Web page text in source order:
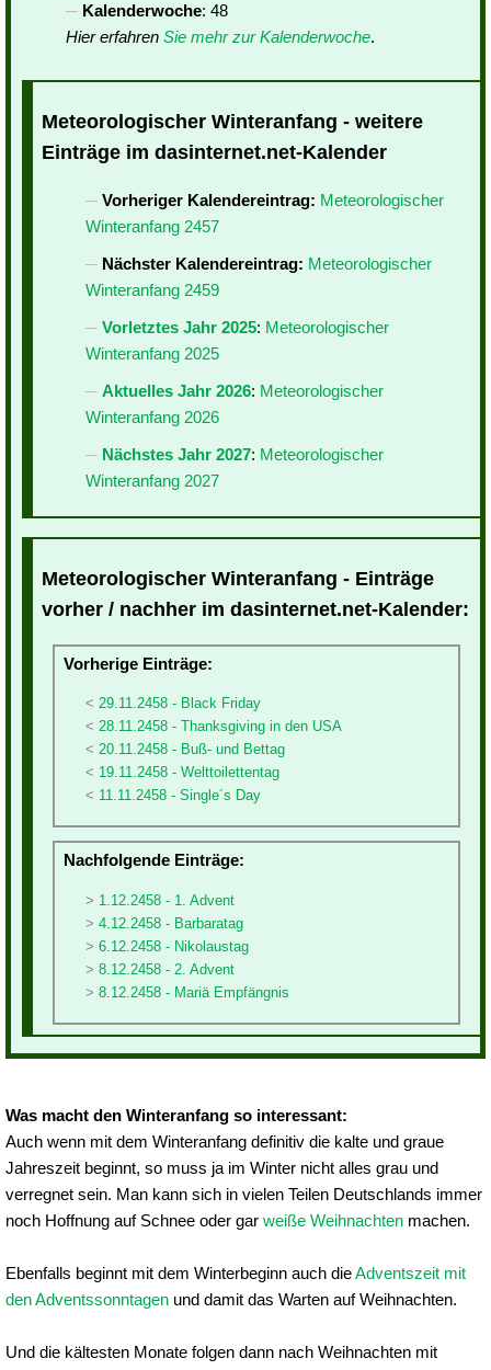
Kalenderwoche: 48
Hier erfahren Sie mehr zur Kalenderwoche.
Meteorologischer Winteranfang - weitere
Einträge im dasinternet.net-Kalender
Vorheriger Kalendereintrag: Meteorologischer
Winteranfang 2457
Nächster Kalendereintrag: Meteorologischer
Winteranfang 2459
Vorletztes Jahr 2025: Meteorologischer
Winteranfang 2025
Aktuelles Jahr 2026: Meteorologischer
Winteranfang 2026
Nächstes Jahr 2027: Meteorologischer
Winteranfang 2027
Meteorologischer Winteranfang - Einträge
vorher / nachher im dasinternet.net-Kalender:
Vorherige Einträge:
29.11.2458 - Black Friday
28.11.2458 - Thanksgiving in den USA
20.11.2458 - Buß- und Bettag
19.11.2458 - Welttoilettentag
11.11.2458 - Single´s Day
Nachfolgende Einträge:
1.12.2458 - 1. Advent
4.12.2458 - Barbaratag
6.12.2458 - Nikolaustag
8.12.2458 - 2. Advent
8.12.2458 - Mariä Empfängnis
Was macht den Winteranfang so interessant:
Auch wenn mit dem Winteranfang definitiv die kalte und graue
Jahreszeit beginnt, so muss ja im Winter nicht alles grau und
verregnet sein. Man kann sich in vielen Teilen Deutschlands immer
noch Hoffnung auf Schnee oder gar weiße Weihnachten machen.
Ebenfalls beginnt mit dem Winterbeginn auch dieAdventszeit mit
den Adventssonntagen und damit das Warten auf Weihnachten.
Und die kältesten Monate folgen dann nach Weihnachten mit